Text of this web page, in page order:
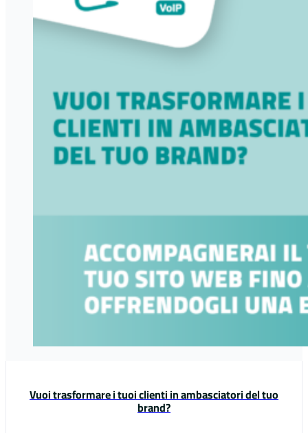
Vuoi trasformare i tuoi clienti in ambasciatori del tuo
brand?